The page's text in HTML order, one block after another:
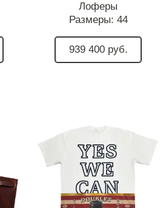
Лоферы
Размеры: 44
939 400 руб.